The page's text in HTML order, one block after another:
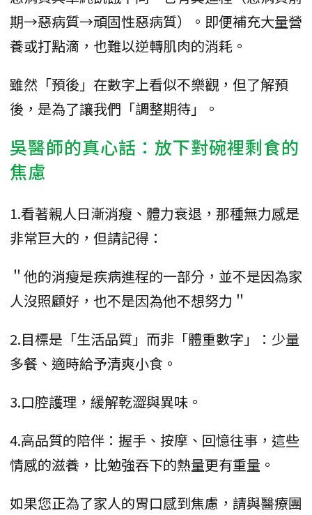
期→惡病質→頑固性惡病質）。即便補充大量營
養或打點滴，也難以逆轉肌肉的消耗。
雖然「預後」在數字上看似不樂觀，但了解預
後，是為了讓我們「調整期待」。
吳醫師的真心話：放下對碗裡剩食的
焦慮
1.看著親人日漸消瘦、體力衰退，那種無力感是
非常巨大的，但請記得：
＂他的消瘦是疾病進程的一部分，並不是因為家
人沒照顧好，也不是因為他不想努力＂
2.目標是「生活品質」而非「體重數字」：少量
多餐、適時給予清爽小食。
3.口腔護理，緩解乾澀與異味。
4.高品質的陪伴：握手、按摩、回憶往事，這些
情感的滋養，比勉強吞下的熱量更有重量。
如果您正為了家人的胃口感到焦慮，請與醫療團